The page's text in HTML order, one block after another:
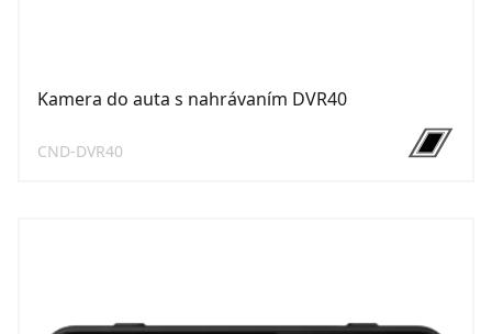
Kamera do auta s nahrávaním DVR40
CND-DVR40